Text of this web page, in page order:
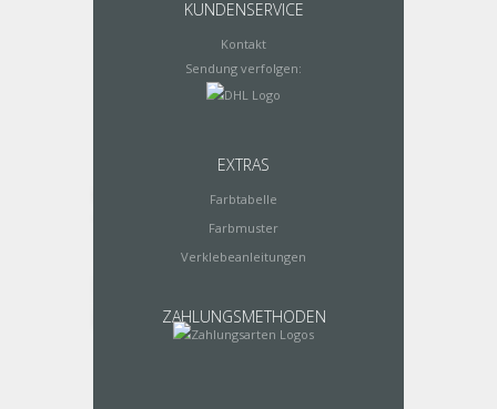
KUNDENSERVICE
Kontakt
Sendung verfolgen:
EXTRAS
Farbtabelle
Farbmuster
Verklebeanleitungen
ZAHLUNGSMETHODEN